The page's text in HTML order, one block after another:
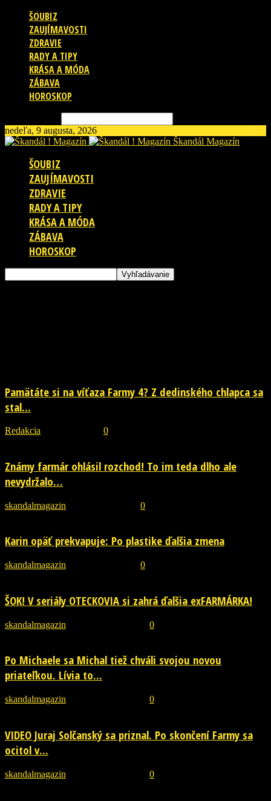
ŠOUBIZ
ZAUJÍMAVOSTI
ZDRAVIE
RADY A TIPY
KRÁSA A MÓDA
ZÁBAVA
HOROSKOP
nedeľa, 9 augusta, 2026
Škandál Magazín
ŠOUBIZ
ZAUJÍMAVOSTI
ZDRAVIE
RADY A TIPY
KRÁSA A MÓDA
ZÁBAVA
HOROSKOP
Pamätáte si na víťaza Farmy 4? Z dedinského chlapca sa
stal...
Redakcia 0
Známy farmár ohlásil rozchod! To im teda dlho ale
nevydržalo…
skandalmagazin 0
Karin opäť prekvapuje: Po plastike ďalšia zmena
skandalmagazin 0
ŠOK! V seriály OTECKOVIA si zahrá ďalšia exFARMÁRKA!
skandalmagazin 0
Po Michaele sa Michal tiež chváli svojou novou
priateľkou. Lívia to...
skandalmagazin 0
VIDEO Juraj Solčanský sa priznal. Po skončení Farmy sa
ocitol v...
skandalmagazin 0